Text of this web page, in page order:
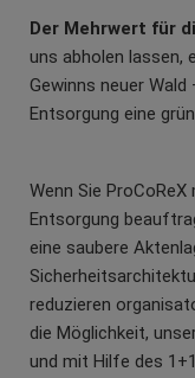
Der Mehrwert für
uns abholen lassen,
Gewinns neuer
Entsorgung eine
Wenn Sie
Entsorgung
eine saubere
reduzieren
die Möglichkeit,
und mit Hilfe des